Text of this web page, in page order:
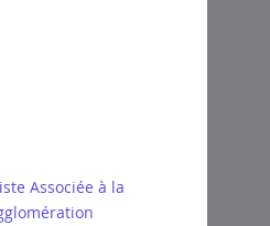
Associée à la